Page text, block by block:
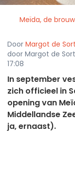
Meïda, de
Door Margot de
door Margot de
17:08
In september
zich officieel in
opening van
Middellandse
ja, ernaast).